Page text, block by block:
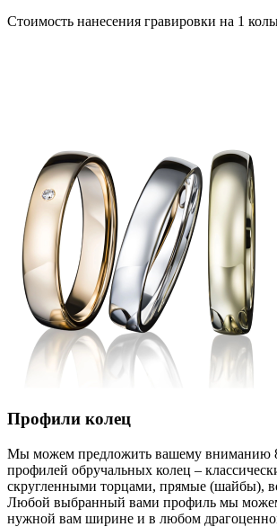
Стоимость нанесения гравировки на 1
Профили колец
Мы можем предложить вашему вниманию
профилей обручальных колец –
скругленными торцами, прямые (шайбы),
Любой выбранный вами профиль мы
нужной вам ширине и в любом